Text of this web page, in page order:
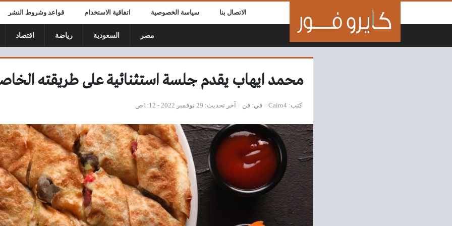
الاتصال بنا سياسة الخصوصية اتفاقية الاستخدام قواعد وشروط النشر
مصر السعودية رياضة اقتصاد
محمد ايهاب يقدم جلسة استثنائية على طريقته
كتب Cairo4 في فن آخر تحديث 29 نوفمبر 2022 - 1:12ص